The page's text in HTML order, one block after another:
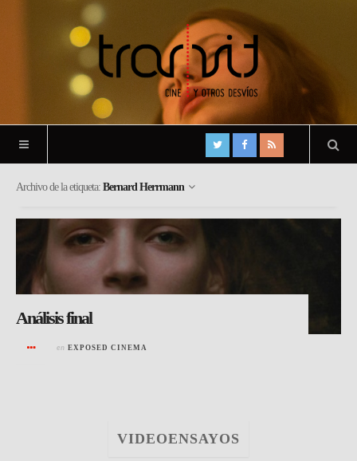
Archivo de la etiqueta: Bernard Herrmann
Análisis final
en EXPOSED CINEMA
VIDEOENSAYOS